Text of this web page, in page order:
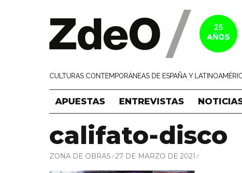
CULTURAS CONTEMPORÁNEAS DE ESPAÑA Y
APUESTAS ENTREVISTAS
califato-disco
ZONA DE OBRAS 27 DE MARZO DE 2021